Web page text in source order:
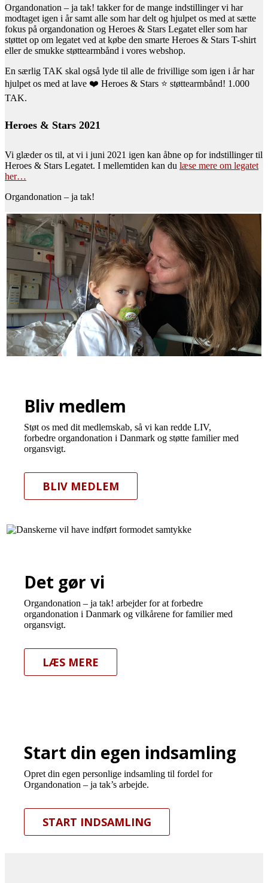
Organdonation – ja tak! takker for de mange indstillinger vi har
modtaget igen i år samt alle som har delt og hjulpet os med at sætte
fokus på organdonation og Heroes & Stars Legatet eller som har
støttet op om legatet ved at købe den smarte Heroes & Stars T-shirt
eller de smukke støttearmbånd i vores webshop.
En særlig TAK skal også lyde til alle de frivillige som igen i år har
hjulpet os med at lave ❤️ Heroes & Stars ⭐️ støttearmbånd! 1.000
TAK.
Heroes & Stars 2021
Vi glæder os til, at vi i juni 2021 igen kan åbne op for indstillinger til
Heroes & Stars Legatet. I mellemtiden kan du læse mere om legatet
her…
Organdonation – ja tak!
Bliv medlem
Støt os med dit medlemskab, så vi kan redde LIV,
forbedre organdonation i Danmark og støtte familier med
organsvigt.
BLIV MEDLEM
Det gør vi
Organdonation – ja tak! arbejder for at forbedre
organdonation i Danmark og vilkårene for familier med
organsvigt.
LÆS MERE
Start din egen indsamling
Opret din egen personlige indsamling til fordel for
Organdonation – ja tak’s arbejde.
START INDSAMLING